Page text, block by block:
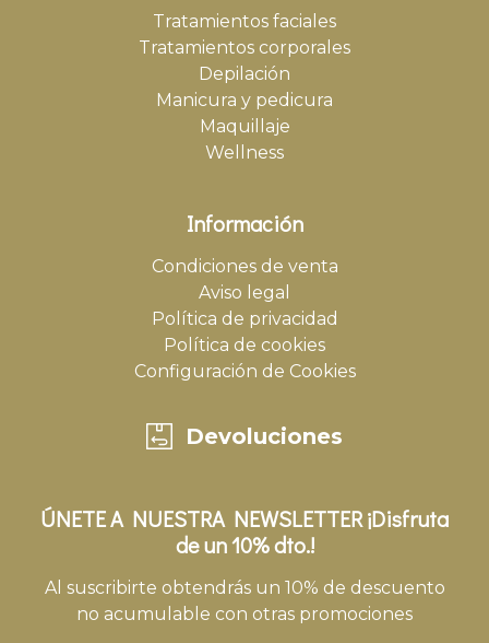
Tratamientos faciales
Tratamientos corporales
Depilación
Manicura y pedicura
Maquillaje
Wellness
Información
Condiciones de venta
Aviso legal
Política de privacidad
Política de cookies
Configuración de Cookies
Devoluciones
ÚNETE A NUESTRA NEWSLETTER ¡Disfruta
de un 10% dto.!
Al suscribirte obtendrás un 10% de descuento
no acumulable con otras promociones